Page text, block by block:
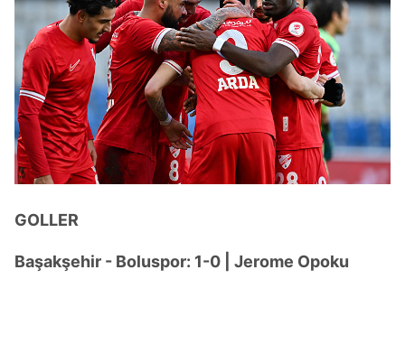
GOLLER
Başakşehir - Boluspor: 1-0 | Jerome Opoku